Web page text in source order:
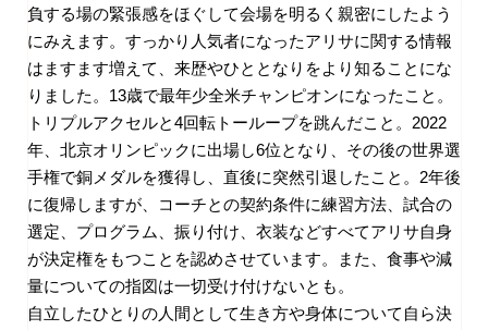
負する場の緊張感をほぐして会場を明るく親密にしたよう
にみえます。すっかり人気者になったアリサに関する情報
はますます増えて、来歴やひととなりをより知ることにな
りました。 13歳で最年少全米チャンピオンになったこと。
トリプルアクセルと4回転トーループを跳んだこと。 2022
年、北京オリンピックに出場し6位となり、その後の世界選
手権で銅メダルを獲得し、直後に突然引退したこと。 2年後
に復帰しますが、コーチとの契約条件に練習方法、試合の
選定、プログラム、振り付け、衣装などすべてアリサ自身
が決定権をもつことを認めさせています。また、食事や減
量についての指図は一切受け付けないとも。
自立したひとりの人間として生き方や身体について自ら決